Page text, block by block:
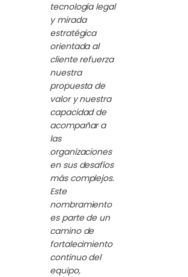
tecnología legal
y mirada
estratégica
orientada al
cliente refuerza
nuestra
propuesta de
valor y nuestra
capacidad de
acompañar a
las
organizaciones
en sus desafíos
más complejos.
Este
nombramiento
es parte de un
camino de
fortalecimiento
continuo del
equipo,